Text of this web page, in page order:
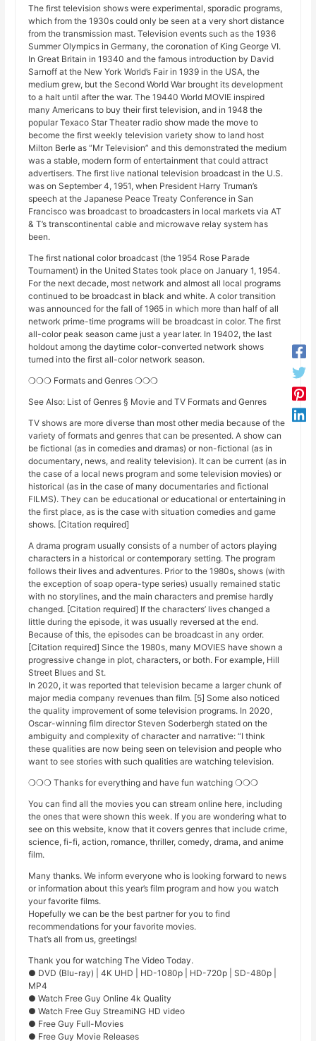
The first television shows were experimental, sporadic programs,
which from the 1930s could only be seen at a very short distance
from the transmission mast. Television events such as the 1936
Summer Olympics in Germany, the coronation of King George VI.
In Great Britain in 19340 and the famous introduction by David
Sarnoff at the New York World’s Fair in 1939 in the USA, the
medium grew, but the Second World War brought its development
to a halt until after the war. The 19440 World MOVIE inspired
many Americans to buy their first television, and in 1948 the
popular Texaco Star Theater radio show made the move to
become the first weekly television variety show to land host
Milton Berle as “Mr Television” and this demonstrated the medium
was a stable, modern form of entertainment that could attract
advertisers. The first live national television broadcast in the U.S.
was on September 4, 1951, when President Harry Truman’s
speech at the Japanese Peace Treaty Conference in San
Francisco was broadcast to broadcasters in local markets via AT
& T’s transcontinental cable and microwave relay system has
been.
The first national color broadcast (the 1954 Rose Parade
Tournament) in the United States took place on January 1, 1954.
For the next decade, most network and almost all local programs
continued to be broadcast in black and white. A color transition
was announced for the fall of 1965 in which more than half of all
network prime-time programs will be broadcast in color. The first
all-color peak season came just a year later. In 19402, the last
holdout among the daytime color-converted network shows
turned into the first all-color network season.
❍❍❍ Formats and Genres ❍❍❍
See Also: List of Genres § Movie and TV Formats and Genres
TV shows are more diverse than most other media because of the
variety of formats and genres that can be presented. A show can
be fictional (as in comedies and dramas) or non-fictional (as in
documentary, news, and reality television). It can be current (as in
the case of a local news program and some television movies) or
historical (as in the case of many documentaries and fictional
FILMS). They can be educational or educational or entertaining in
the first place, as is the case with situation comedies and game
shows. [Citation required]
A drama program usually consists of a number of actors playing
characters in a historical or contemporary setting. The program
follows their lives and adventures. Prior to the 1980s, shows (with
the exception of soap opera-type series) usually remained static
with no storylines, and the main characters and premise hardly
changed. [Citation required] If the characters’ lives changed a
little during the episode, it was usually reversed at the end.
Because of this, the episodes can be broadcast in any order.
[Citation required] Since the 1980s, many MOVIES have shown a
progressive change in plot, characters, or both. For example, Hill
Street Blues and St.
In 2020, it was reported that television became a larger chunk of
major media company revenues than film. [5] Some also noticed
the quality improvement of some television programs. In 2020,
Oscar-winning film director Steven Soderbergh stated on the
ambiguity and complexity of character and narrative: “I think
these qualities are now being seen on television and people who
want to see stories with such qualities are watching television.
❍❍❍ Thanks for everything and have fun watching ❍❍❍
You can find all the movies you can stream online here, including
the ones that were shown this week. If you are wondering what to
see on this website, know that it covers genres that include crime,
science, fi-fi, action, romance, thriller, comedy, drama, and anime
film.
Many thanks. We inform everyone who is looking forward to news
or information about this year’s film program and how you watch
your favorite films.
Hopefully we can be the best partner for you to find
recommendations for your favorite movies.
That’s all from us, greetings!
Thank you for watching The Video Today.
● DVD (Blu-ray) | 4K UHD | HD-1080p | HD-720p | SD-480p |
MP4
● Watch Free Guy Online 4k Quality
● Watch Free Guy StreamiNG HD video
● Free Guy Full-Movies
● Free Guy Movie Releases